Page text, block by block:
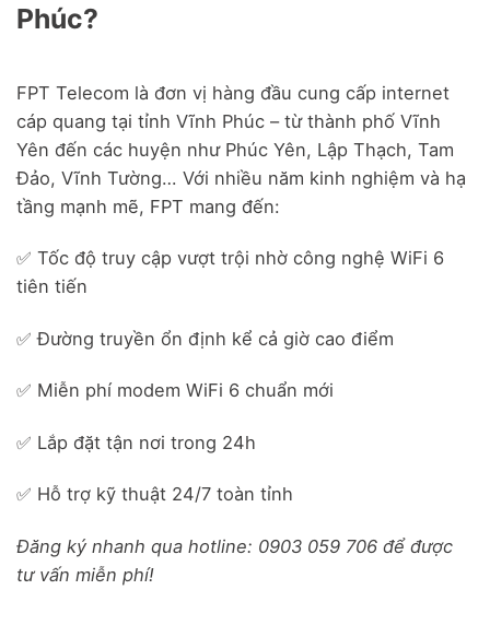
Phúc?
FPT Telecom là đơn vị hàng đầu cung cấp internet
cáp quang tại tỉnh Vĩnh Phúc – từ thành phố Vĩnh
Yên đến các huyện như Phúc Yên, Lập Thạch, Tam
Đảo, Vĩnh Tường… Với nhiều năm kinh nghiệm và hạ
tầng mạnh mẽ, FPT mang đến:
✅ Tốc độ truy cập vượt trội nhờ công nghệ WiFi 6
tiên tiến
✅ Đường truyền ổn định kể cả giờ cao điểm
✅ Miễn phí modem WiFi 6 chuẩn mới
✅ Lắp đặt tận nơi trong 24h
✅ Hỗ trợ kỹ thuật 24/7 toàn tỉnh
Đăng ký nhanh qua hotline: 0903 059 706 để được
tư vấn miễn phí!